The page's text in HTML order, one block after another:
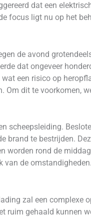
dat een
focus ligt nu op het
de avond
dat ongeveer
een risico op
Om dit te voorkomen,
scheepsleiding.
brand te bestrijden.
worden rond de
van de omstandigheden.
zal een
ruim gehaald kunnen